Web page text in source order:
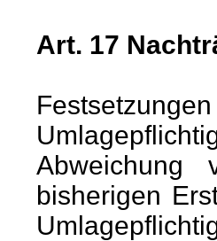
Art. 17
bisherigen